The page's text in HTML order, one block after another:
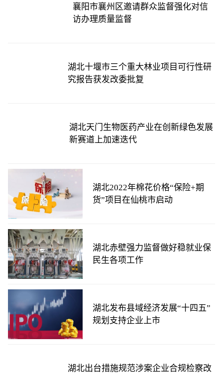
襄阳市襄州区邀请群众监督强化对信
访办理质量监督
湖北十堰市三个重大林业项目可行性研
究报告获发改委批复
湖北天门生物医药产业在创新绿色发展
新赛道上加速迭代
湖北2022年棉花价格“保险+期
货”项目在仙桃市启动
湖北赤壁强力监督做好稳就业保
民生各项工作
湖北发布县域经济发展“十四五”
规划支持企业上市
湖北出台措施规范涉案企业合规检察改